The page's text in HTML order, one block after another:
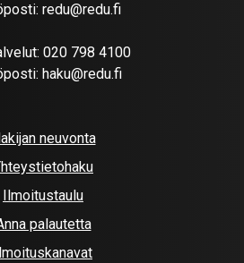
redu@redu.fi
020 798 4100
haku@redu.fi
neuvonta
Ilmoitustaulu
palautetta
Ilmoituskanavat